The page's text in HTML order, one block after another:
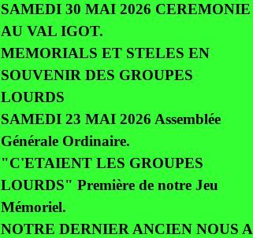
SAMEDI 30 MAI 2026 CEREMONIE
AU VAL IGOT.
MEMORIALS ET STELES EN
SOUVENIR DES GROUPES
LOURDS
SAMEDI 23 MAI 2026 Assemblée
Générale Ordinaire.
"C'ETAIENT LES GROUPES
LOURDS" Première de notre Jeu
Mémoriel.
NOTRE DERNIER ANCIEN NOUS A